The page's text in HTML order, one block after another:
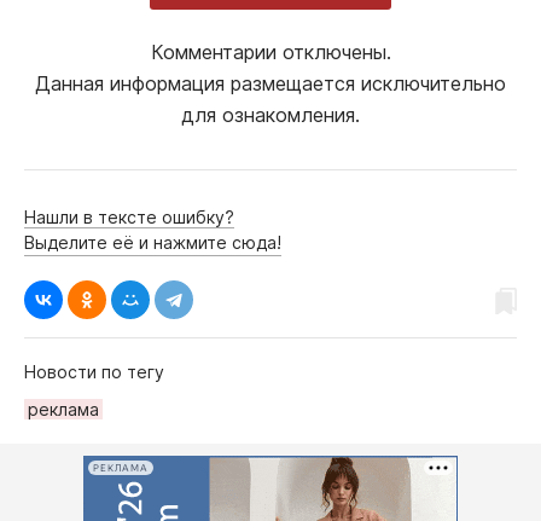
Комментарии отключены.
Данная информация размещается исключительно
для ознакомления.
Нашли в тексте ошибку?
Выделите её и нажмите сюда!
Новости по тегу
рeклама
РЕКЛАМА